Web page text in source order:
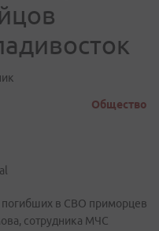
Общество
погибших в СВО приморцев
сотрудника МЧС